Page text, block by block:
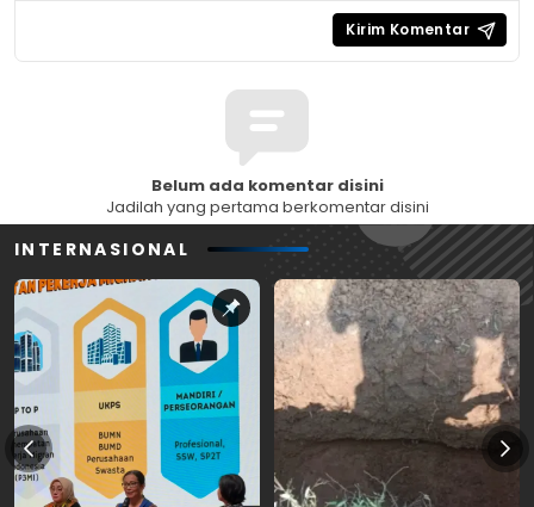
Belum ada komentar disini
Jadilah yang pertama berkomentar disini
INTERNASIONAL